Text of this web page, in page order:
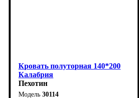
Кровать полуторная 140*200
Калабрия
Пехотин
30114